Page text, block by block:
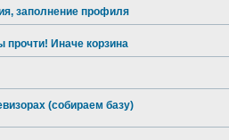
заполнение профиля
прочти! Иначе корзина
(собираем базу)